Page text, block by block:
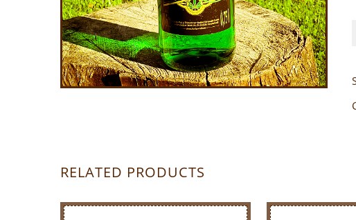
RELATED PRODUCTS